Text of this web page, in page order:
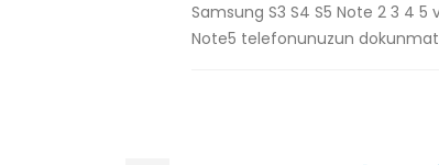
Samsung S3 S4 S5 Note 2 3 4 5
Note5 telefonunuzun